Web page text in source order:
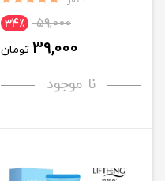
59,000 34٪
39,000 تومان
نا موجود